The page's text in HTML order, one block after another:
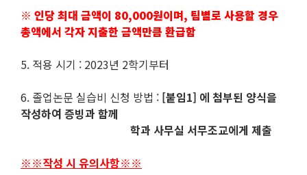
※ 인당 최대 금액이 80,000원이며, 팀별로 사용할 경우
총액에서​ 각자 지출한 금액만큼 환급함
5. 적용 시기 : 2023년 2학기부터
6. 졸업논문 실습비 신청 방법 : [붙임1] 에 첨부된 양식을
작성하여 증빙과 함께
학과 사무실 서무조교에게 제출
※※작성 시 유의사항※※